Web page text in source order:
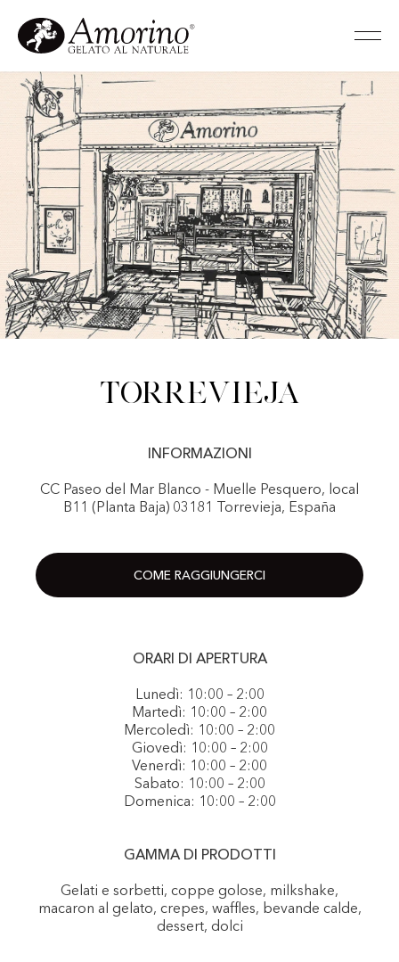
Torrevieja
INFORMAZIONI
CC Paseo del Mar Blanco - Muelle Pesquero, local
B11 (Planta Baja) 03181 Torrevieja, España
COME RAGGIUNGERCI
ORARI DI APERTURA
Lunedì: 10:00 – 2:00
Martedì: 10:00 – 2:00
Mercoledì: 10:00 – 2:00
Giovedì: 10:00 – 2:00
Venerdì: 10:00 – 2:00
Sabato: 10:00 – 2:00
Domenica: 10:00 – 2:00
GAMMA DI PRODOTTI
Gelati e sorbetti, coppe golose, milkshake,
macaron al gelato, crepes, waffles, bevande calde,
dessert, dolci